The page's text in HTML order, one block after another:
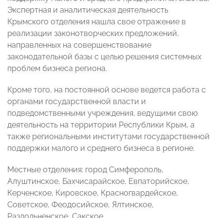
Экспертная и аналитическая деятельность
Крымского отделения нашла свое отражение в
реализации законотворческих предложений,
направленных на совершенствование
законодательной базы с целью решения системных
проблем бизнеса региона.
Кроме того, на постоянной основе ведется работа с
органами государственной власти и
подведомственными учреждения, ведущими свою
деятельность на территории Республики Крым, а
также региональными институтами государственной
поддержки малого и среднего бизнеса в регионе.
Местные отделения: город Симферополь,
Алуштинское, Бахчисарайское, Евпаторийское,
Керченское, Кировское, Красногвардейское,
Советское, Феодосийское, Ялтинское,